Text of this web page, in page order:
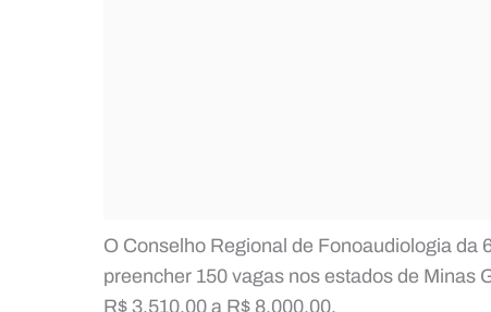
O Conselho Regional de Fonoaudiologia da
preencher 150 vagas nos estados de Minas
R$ 3.510,00 a R$ 8.000,00.